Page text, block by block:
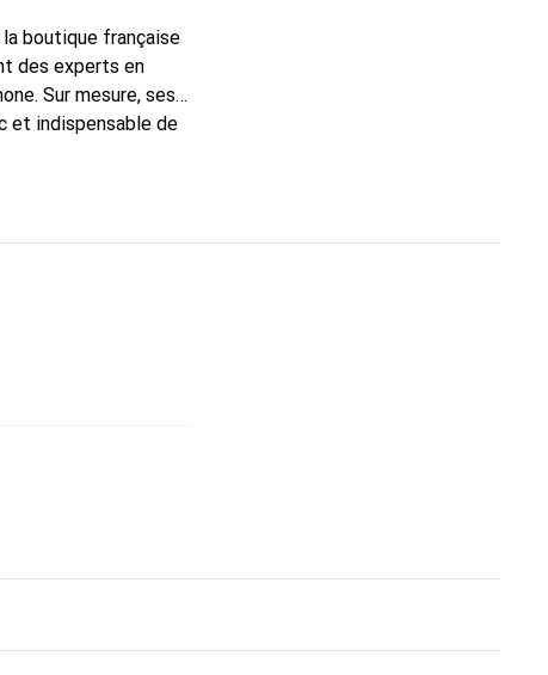
boutique française
des experts en
Sur mesure, ses
et indispensable de